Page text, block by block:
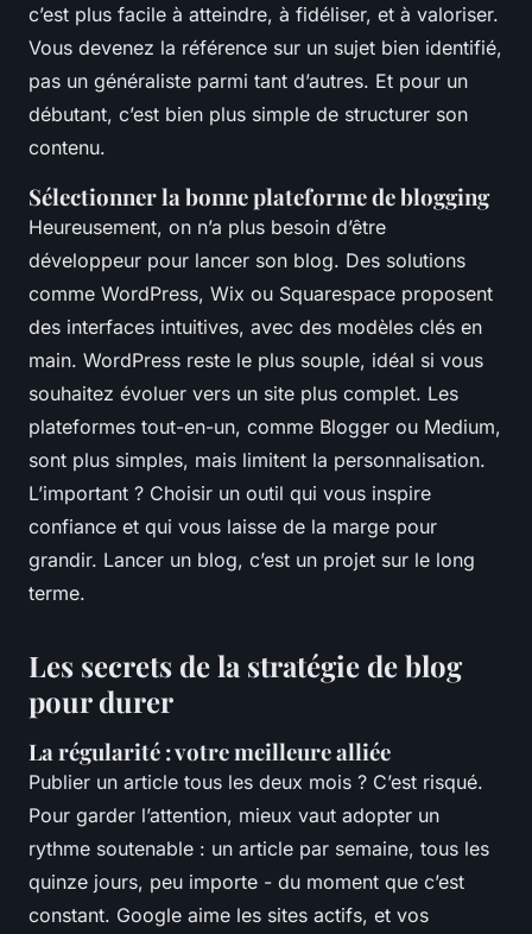
c’est plus facile à atteindre, à fidéliser, et à valoriser.
Vous devenez la référence sur un sujet bien identifié,
pas un généraliste parmi tant d’autres. Et pour un
débutant, c’est bien plus simple de structurer son
contenu.
Sélectionner la bonne plateforme de blogging
Heureusement, on n’a plus besoin d’être
développeur pour lancer son blog. Des solutions
comme WordPress, Wix ou Squarespace proposent
des interfaces intuitives, avec des modèles clés en
main. WordPress reste le plus souple, idéal si vous
souhaitez évoluer vers un site plus complet. Les
plateformes tout-en-un, comme Blogger ou Medium,
sont plus simples, mais limitent la personnalisation.
L’important ? Choisir un outil qui vous inspire
confiance et qui vous laisse de la marge pour
grandir. Lancer un blog, c’est un projet sur le long
terme.
Les secrets de la stratégie de blog
pour durer
La régularité : votre meilleure alliée
Publier un article tous les deux mois ? C’est risqué.
Pour garder l’attention, mieux vaut adopter un
rythme soutenable : un article par semaine, tous les
quinze jours, peu importe - du moment que c’est
constant. Google aime les sites actifs, et vos